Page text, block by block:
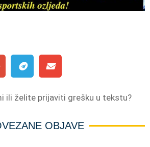
ili želite prijaviti grešku u tekstu?
OBJAVE